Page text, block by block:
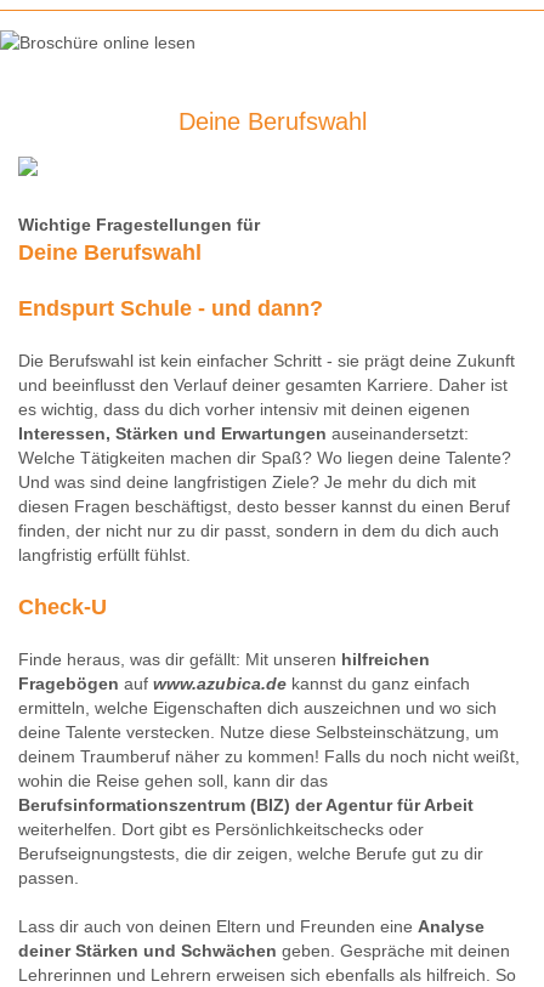
Deine Berufswahl
Wichtige Fragestellungen für
Deine Berufswahl
Endspurt Schule - und dann?
Die Berufswahl ist kein einfacher Schritt - sie prägt deine Zukunft
und beeinflusst den Verlauf deiner gesamten Karriere. Daher ist
es wichtig, dass du dich vorher intensiv mit deinen eigenen
Interessen, Stärken und Erwartungen auseinandersetzt:
Welche Tätigkeiten machen dir Spaß? Wo liegen deine Talente?
Und was sind deine langfristigen Ziele? Je mehr du dich mit
diesen Fragen beschäftigst, desto besser kannst du einen Beruf
finden, der nicht nur zu dir passt, sondern in dem du dich auch
langfristig erfüllt fühlst.
Check-U
Finde heraus, was dir gefällt: Mit unseren hilfreichen
Fragebögen auf www.azubica.de kannst du ganz einfach
ermitteln, welche Eigenschaften dich auszeichnen und wo sich
deine Talente verstecken. Nutze diese Selbsteinschätzung, um
deinem Traumberuf näher zu kommen! Falls du noch nicht weißt,
wohin die Reise gehen soll, kann dir das
Berufsinformationszentrum (BIZ) der Agentur für Arbeit
weiterhelfen. Dort gibt es Persönlichkeitschecks oder
Berufseignungstests, die dir zeigen, welche Berufe gut zu dir
passen.
Lass dir auch von deinen Eltern und Freunden eine Analyse
deiner Stärken und Schwächen geben. Gespräche mit deinen
Lehrerinnen und Lehrern erweisen sich ebenfalls als hilfreich. So